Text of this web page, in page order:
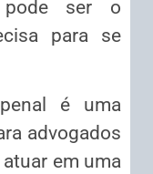
ser o
para se
é uma
advogados
em uma